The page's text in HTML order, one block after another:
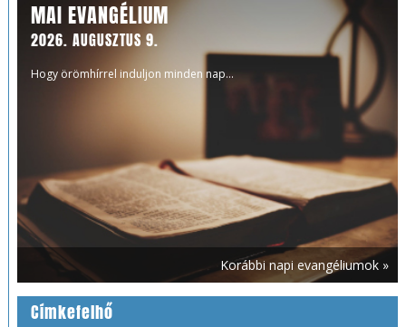
MAI EVANGÉLIUM
2026. AUGUSZTUS 9.
Hogy örömhírrel induljon minden nap...
Korábbi napi evangéliumok »
Címkefelhő